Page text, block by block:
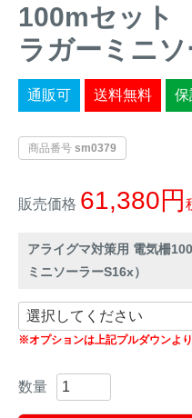
100mセット
ラガーミニソ
通販可 送料無料 保
商品番号 sm0379
販売価格 61,380
アライグマ対策用 電気柵
ミニソーラーS16x）
※オプションは上記プルダウンより
箱わな（イノシシ・シ
カ・サル等）
対象動物
動物の種類から
イノシシ対策
アライグマ対策